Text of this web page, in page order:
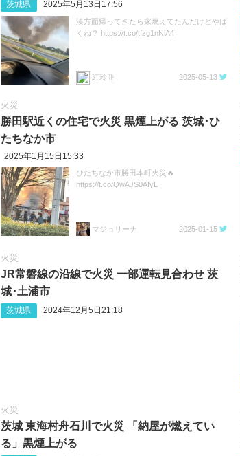
茨城県 2025年5月13日17:56
湊方面帰ってきたら家燃えてたんだけどやば
くね？ https://t.co/tfzg1nNiA4
紅玲亜 2025-05-13
火災
勝田駅近くの住宅で火災 黒煙上がる 茨城･ひ
たちなか市
2025年1月15日15:33
ひたちなか市勝田本町火災🔥
https://t.co/QwAJS0AIyL
マジョリーナ 2025-01-15
火災
JR常磐線の沿線で火災 一部運転見合わせ 茨
城･土浦市
茨城県 2024年12月5日21:18
火災
茨城 東海村舟石川で火災 「納屋が燃えてい
る」黒煙上がる